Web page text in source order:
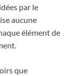
par le
aucune
élément de
que